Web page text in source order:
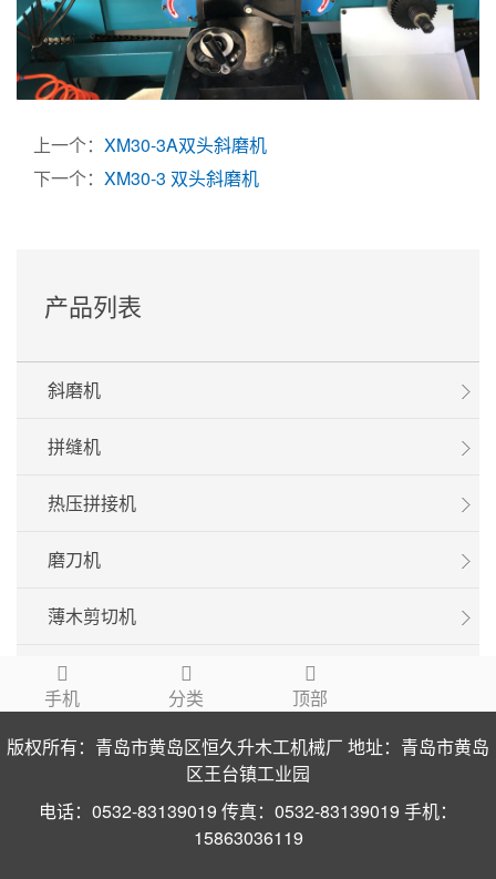
上一个： XM30-3A双头斜磨机
下一个： XM30-3 双头斜磨机
产品列表
斜磨机
拼缝机
热压拼接机
磨刀机
薄木剪切机
手机 分类
顶部
版权所有：青岛市黄岛区恒久升木工机械厂 地址：青岛市黄岛
区王台镇工业园
电话：0532-83139019 传真：0532-83139019 手机：
15863036119